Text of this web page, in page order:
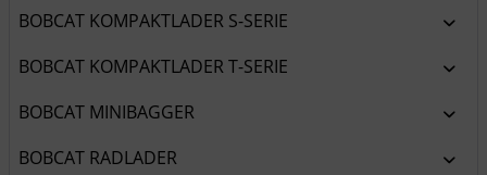
BOBCAT KOMPAKTLADER S-SERIE
BOBCAT KOMPAKTLADER T-SERIE
BOBCAT MINIBAGGER
BOBCAT RADLADER